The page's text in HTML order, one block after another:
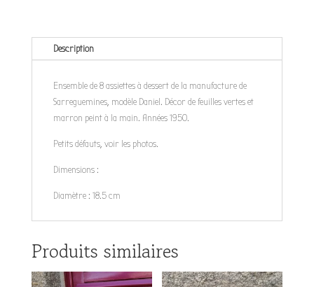
Description
Ensemble de 8 assiettes à dessert de la manufacture de
Sarreguemines, modèle Daniel. Décor de feuilles vertes et
marron peint à la main. Années 1950.
Petits défauts, voir les photos.
Dimensions :
Diamètre : 18.5 cm
Produits similaires